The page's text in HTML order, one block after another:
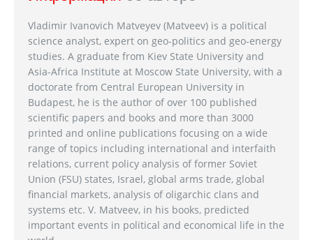
Vladimir Ivanovich Matveyev (Matveev) is a political
science analyst, expert on geo-politics and geo-energy
studies. A graduate from Kiev State University and
Asia-Africa Institute at Moscow State University, with a
doctorate from Central European University in
Budapest, he is the author of over 100 published
scientific papers and books and more than 3000
printed and online publications focusing on a wide
range of topics including international and interfaith
relations, current policy analysis of former Soviet
Union (FSU) states, Israel, global arms trade, global
financial markets, analysis of oligarchic clans and
systems etc. V. Matveev, in his books, predicted
important events in political and economical life in the